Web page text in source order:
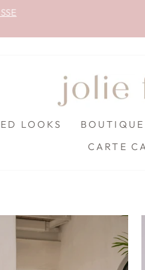
MAGASIN OU
LOOKS BOUTIQUE
CARTE